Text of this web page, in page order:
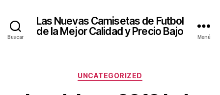
Buscar
Las Nuevas Camisetas de Futbol
de la Mejor Calidad y Precio Bajo
Menú
Categorías
UNCATEGORIZED